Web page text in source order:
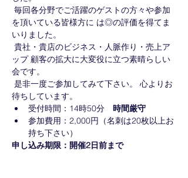
毎回各分野でご活躍のゲストの方々や参加
を頂いている皆様方に は◎の評価を得てま
いりました。
貴社・貴店のビジネス・人脈作り・売上ア
ップ 顧客の拡大に大変役に立つ素晴らしい
会です。
是非一度ご参加してみて下さい。 心よりお
待ちしています。
受付時間：14時50分 時間厳守
参加費用：2,000円（名刺は20枚以上お
持ち下さい）
申し込み期限：開催2日前まで